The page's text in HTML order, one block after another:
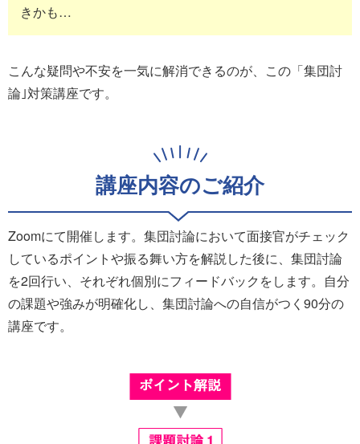
きかも…
こんな疑問や不安を一気に解消できるのが、この「集団討
論｣対策講座です。
講座内容のご紹介
Zoomにて開催します。集団討論において面接官がチェック
しているポイントや振る舞い方を解説した後に、集団討論
を2回行い、それぞれ個別にフィードバックをします。自分
の課題や強みが明確化し、集団討論への自信がつく90分の
講座です。